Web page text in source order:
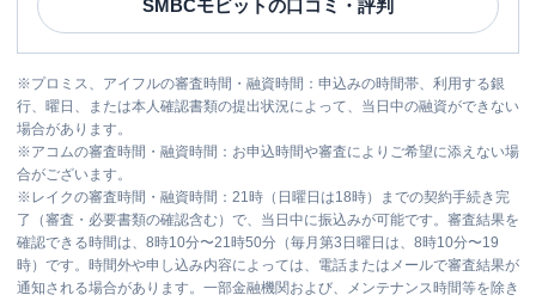
SMBCモビットの口コミ・評判
※プロミス、アイフルの審査時間・融資時間：申込みの時間帯、利用する銀
行、曜日、または本人確認書類の提出状況によって、当日中の融資ができない
場合があります。
※アコムの審査時間・融資時間：お申込時間や審査によりご希望に添えない場
合がございます。
※ レイクの審査時間・融資時間：21時（日曜日は18時）までの契約手続き完
了（審査・必要書類の確認含む）で、当日中に振込みが可能です。審査結果を
確認できる時間は、8時10分〜21時50分（毎月第3日曜日は、8時10分〜19
時）です。時間外や申し込み内容によっては、電話またはメールで審査結果が
通知される場合があります。一部金融機関および、メンテナンス時間等を除き